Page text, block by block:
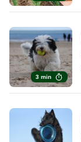
3 min